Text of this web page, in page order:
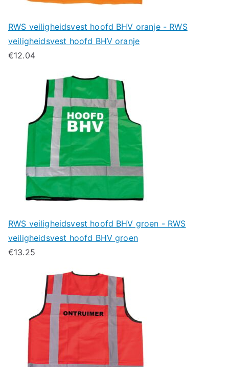
RWS veiligheidsvest hoofd BHV oranje - RWS
veiligheidsvest hoofd BHV oranje
€12.04
RWS veiligheidsvest hoofd BHV groen - RWS
veiligheidsvest hoofd BHV groen
€13.25